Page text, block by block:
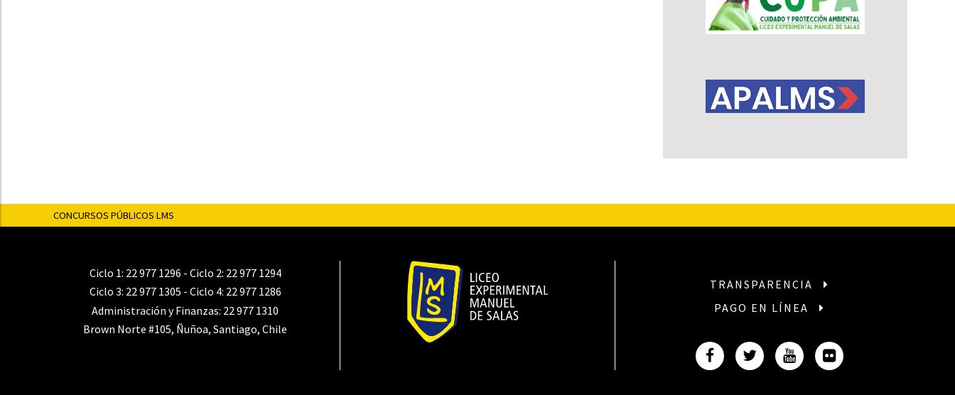
CONCURSOS PÚBLICOS LMS
Ciclo 1: 22 977 1296 - Ciclo 2: 22 977 1294
Ciclo 3: 22 977 1305 - Ciclo 4: 22 977 1286
Administración y Finanzas: 22 977 1310
Brown Norte #105, Ñuñoa, Santiago, Chile
TRANSPARENCIA
PAGO EN LÍNEA